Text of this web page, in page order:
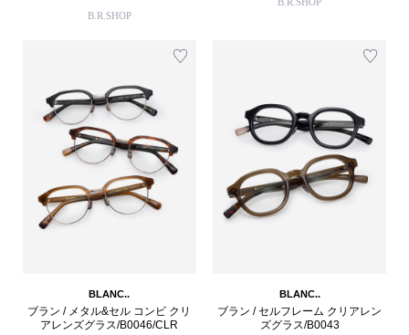
B.R.SHOP
BLANC..
ブラン / メタル&セル コンビ クリ
アレンズグラス/B0046/CLR
BLANC..
ブラン / セルフレーム クリアレン
ズグラス/B0043